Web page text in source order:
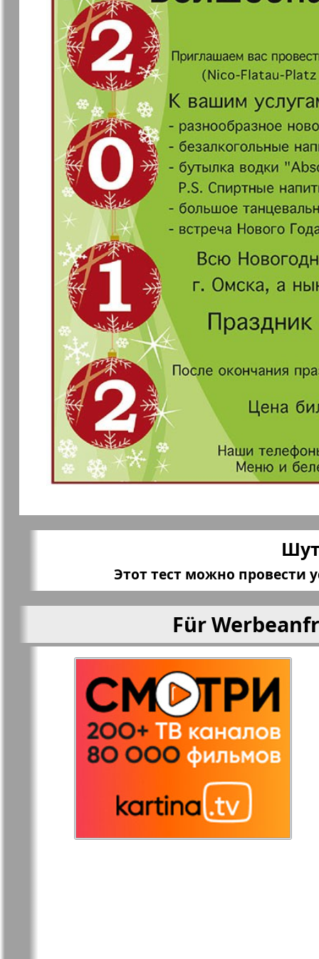
Jüdische Zeitung
Panorama
Zakon i ludi
Izum iDEAL
Clan KP Europe
Kulinar TV Kurorte
Mila
Mir otdyha i
Nascha marka Unser
Objective EU Ostrov
Rajonka-Süd-West
Rajonka-
Bremen
Redakzija
Germanija
Russkaja Gazeta Russkaja
Germanii
Unser Haus
Этот тест можно провести
Für